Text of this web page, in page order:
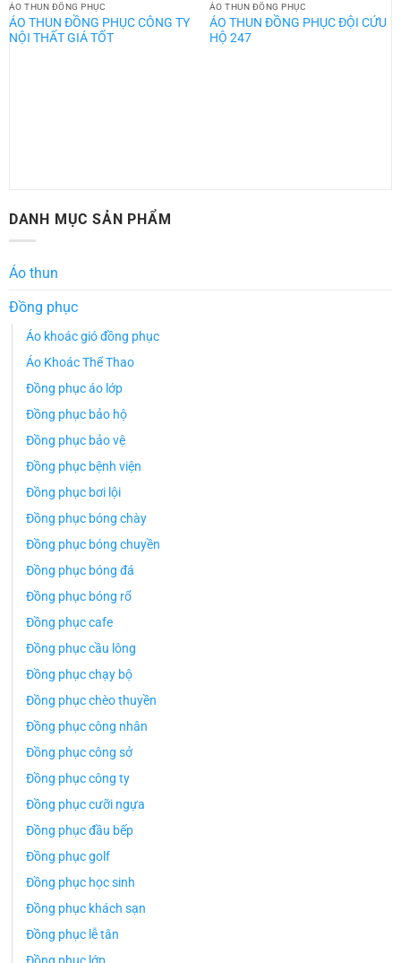
ÁO THUN ĐỒNG PHỤC
ÁO THUN ĐỒNG PHỤC CÔNG TY
NỘI THẤT GIÁ TỐT
ÁO THUN ĐỒNG PHỤC
ÁO THUN ĐỒNG PHỤC ĐỘI CỨU
HỘ 247
DANH MỤC SẢN PHẨM
Áo thun
Đồng phục
Áo khoác gió đồng phục
Áo Khoác Thể Thao
Đồng phục áo lớp
Đồng phục bảo hộ
Đồng phục bảo vệ
Đồng phục bệnh viện
Đồng phục bơi lội
Đồng phục bóng chày
Đồng phục bóng chuyền
Đồng phục bóng đá
Đồng phục bóng rổ
Đồng phục cafe
Đồng phục cầu lông
Đồng phục chạy bộ
Đồng phục chèo thuyền
Đồng phục công nhân
Đồng phục công sở
Đồng phục công ty
Đồng phục cưỡi ngựa
Đồng phục đầu bếp
Đồng phục golf
Đồng phục học sinh
Đồng phục khách sạn
Đồng phục lễ tân